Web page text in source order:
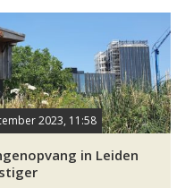
2023, 11:58
in Leiden